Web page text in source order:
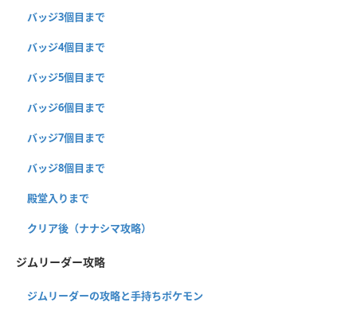
バッジ3個目まで
バッジ4個目まで
バッジ5個目まで
バッジ6個目まで
バッジ7個目まで
バッジ8個目まで
殿堂入りまで
クリア後（ナナシマ攻略）
ジムリーダー攻略
ジムリーダーの攻略と手持ちポケモン